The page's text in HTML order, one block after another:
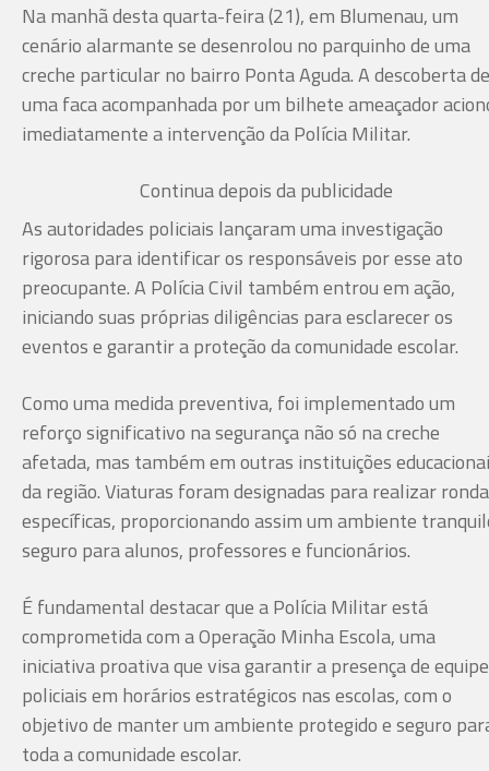
Na manhã desta quarta-feira (21), em Blumenau, um
cenário alarmante se desenrolou no parquinho de uma
creche particular no bairro Ponta Aguda. A descoberta de
uma faca acompanhada por um bilhete ameaçador
imediatamente a intervenção da Polícia Militar.
Continua depois da publicidade
As autoridades policiais lançaram uma investigação
rigorosa para identificar os responsáveis por esse ato
preocupante. A Polícia Civil também entrou em ação,
iniciando suas próprias diligências para esclarecer os
eventos e garantir a proteção da comunidade escolar.
Como uma medida preventiva, foi implementado um
reforço significativo na segurança não só na creche
afetada, mas também em outras instituições
da região. Viaturas foram designadas para realizar
específicas, proporcionando assim um ambiente
seguro para alunos, professores e funcionários.
É fundamental destacar que a Polícia Militar está
comprometida com a Operação Minha Escola, uma
iniciativa proativa que visa garantir a presença de
policiais em horários estratégicos nas escolas, com o
objetivo de manter um ambiente protegido e seguro
toda a comunidade escolar.